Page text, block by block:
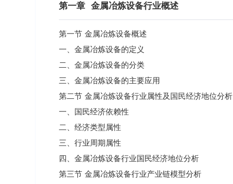
第一章 金属冶炼设备行业概述
第一节 金属冶炼设备概述
一、金属冶炼设备的定义
二、金属冶炼设备的分类
三、金属冶炼设备的主要应用
第二节 金属冶炼设备行业属性及国民经济地位分析
一、国民经济依赖性
二、经济类型属性
三、行业周期属性
四、金属冶炼设备行业国民经济地位分析
第三节 金属冶炼设备行业产业链模型分析